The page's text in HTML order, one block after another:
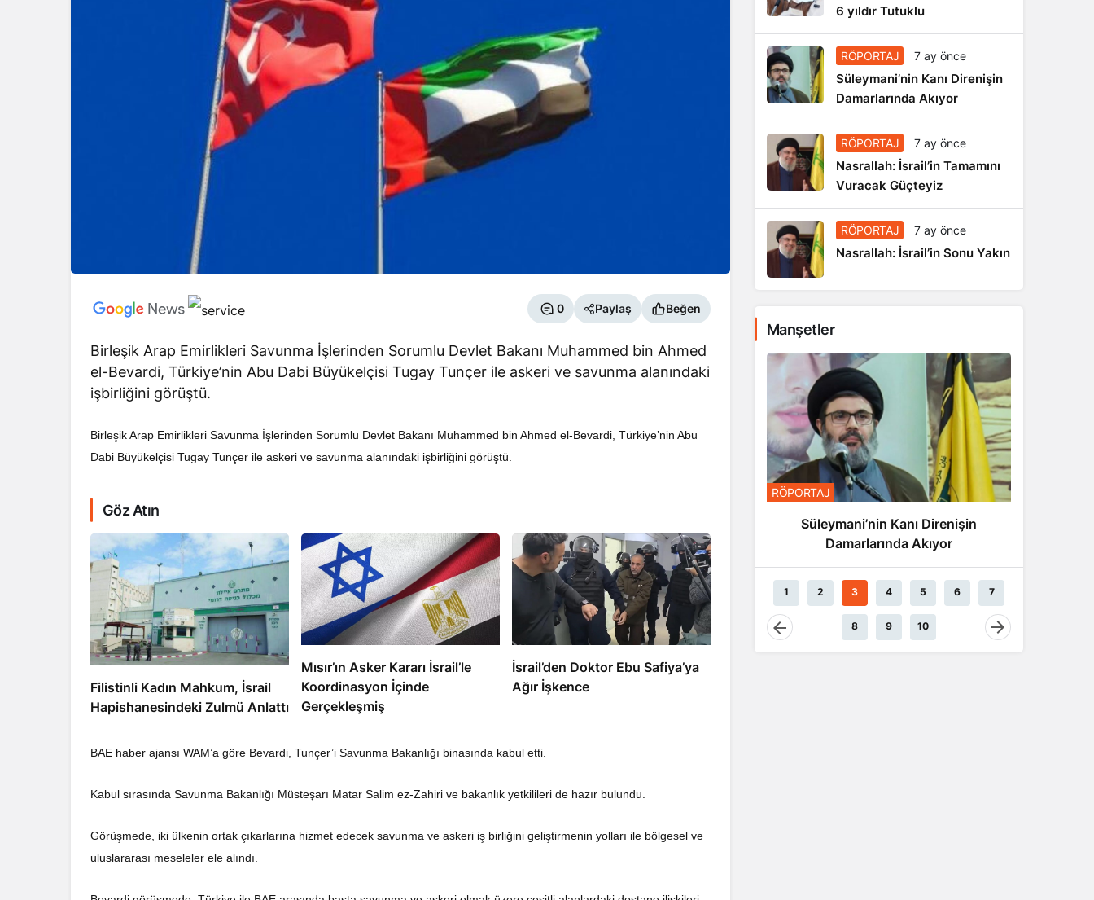
0 Paylaş Beğen
Birleşik Arap Emirlikleri Savunma İşlerinden Sorumlu Devlet Bakanı Muhammed bin Ahmed
el-Bevardi, Türkiye’nin Abu Dabi Büyükelçisi Tugay Tunçer ile askeri ve savunma alanındaki
işbirliğini görüştü.
Birleşik Arap Emirlikleri Savunma İşlerinden Sorumlu Devlet Bakanı Muhammed bin Ahmed el-Bevardi, Türkiye’nin Abu
Dabi Büyükelçisi Tugay Tunçer ile askeri ve savunma alanındaki işbirliğini görüştü.
Göz Atın
Filistinli Kadın Mahkum, İsrail
Hapishanesindeki Zulmü Anlattı
Mısır’ın Asker Kararı İsrail’le
Koordinasyon İçinde
Gerçekleşmiş
İsrail’den Doktor Ebu Safiya’ya
Ağır İşkence
BAE haber ajansı WAM’a göre Bevardi, Tunçer’i Savunma Bakanlığı binasında kabul etti.
Kabul sırasında Savunma Bakanlığı Müsteşarı Matar Salim ez-Zahiri ve bakanlık yetkilileri de hazır bulundu.
Görüşmede, iki ülkenin ortak çıkarlarına hizmet edecek savunma ve askeri iş birliğini geliştirmenin yolları ile bölgesel ve
uluslararası meseleler ele alındı.
6 yıldır Tutuklu
RÖPORTAJ 7 ay önce
Süleymani’nin Kanı Direnişin
Damarlarında Akıyor
RÖPORTAJ 7 ay önce
Nasrallah: İsrail’in Tamamını
Vuracak Güçteyiz
RÖPORTAJ 7 ay önce
Nasrallah: İsrail’in Sonu Yakın
Manşetler
Abbas’ı Devirmeye mi Çalışıyor?
yıldır Tutuklu
RÖPORTAJ
Süleymani’nin Kanı Direnişin
Damarlarında Akıyor
1 2 3 4 5 6 7
8 9 10